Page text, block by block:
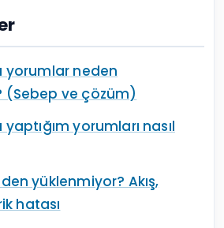
yorumlar neden
(Sebep ve çözüm)
yorumları nasıl
yüklenmiyor? Akış,
hatası